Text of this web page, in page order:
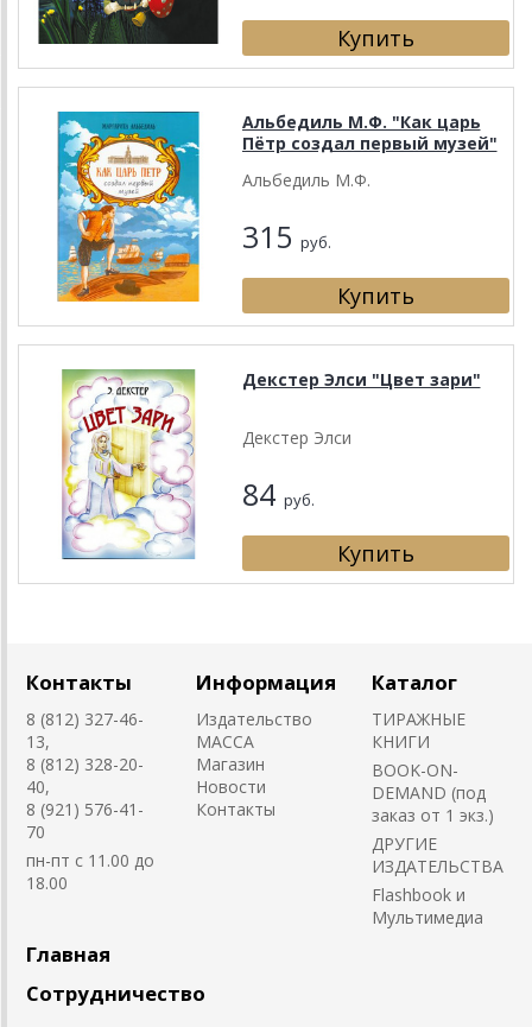
Альбедиль М.Ф. "Как царь
Пётр создал первый музей"
Альбедиль М.Ф.
315 руб.
Декстер Элси "Цвет зари"
Декстер Элси
84 руб.
Контакты
8 (812) 327-46-
13,
8 (812) 328-20-
40,
8 (921) 576-41-
70
пн-пт с 11.00 до
18.00
Информация
Издательство
MACCA
Магазин
Новости
Контакты
Каталог
ТИРАЖНЫЕ
КНИГИ
BOOK-ON-
DEMAND (под
заказ от 1 экз.)
ДРУГИЕ
ИЗДАТЕЛЬСТВА
Flashbook и
Мультимедиа
Главная
Сотрудничество